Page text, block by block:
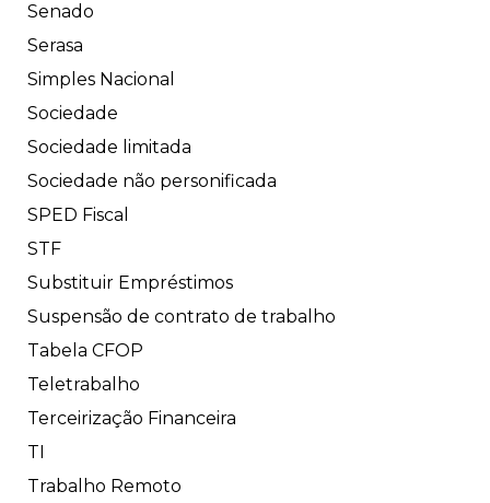
Senado
Serasa
Simples Nacional
Sociedade
Sociedade limitada
Sociedade não personificada
SPED Fiscal
STF
Substituir Empréstimos
Suspensão de contrato de trabalho
Tabela CFOP
Teletrabalho
Terceirização Financeira
TI
Trabalho Remoto